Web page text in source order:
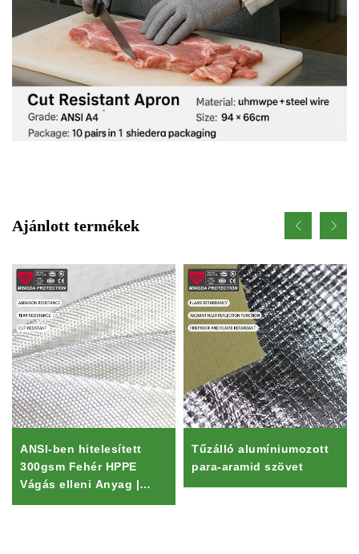
Ajánlott termékek
ANSI-ben hitelesített
300gsm Fehér HPPE
Vágás elleni Anyag |
Tűzálló alumíniumozott
para-aramid szövet